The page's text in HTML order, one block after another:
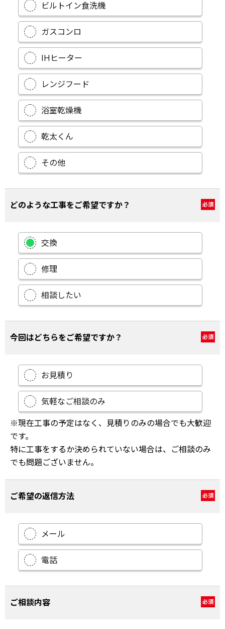
ビルトイン食洗機
ガスコンロ
IHヒーター
レンジフード
浴室乾燥機
乾太くん
その他
どのような工事をご希望ですか？ 必須
交換
修理
相談したい
今回はどちらをご希望ですか？ 必須
お見積り
気軽なご相談のみ
※現在工事の予定はなく、見積りのみの場合でも大歓迎
です。
特に工事をするか決められていない場合は、ご相談のみ
でも問題ございません。
ご希望の返信方法 必須
メール
電話
ご相談内容 必須